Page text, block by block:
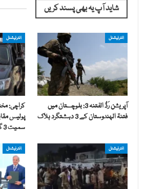
شاید آپ یہ بھی پسند کریں
انٹرنیشنل
آپریشن رَدُّ الفتنہ 3: بلوچستان میں
فتنۃ الہندوستان کے 3 دہشتگرد ہلاک
انٹرنیشنل
پولیس
سمیت 3 گرفتار
انٹرنیشنل انٹرنیشنل